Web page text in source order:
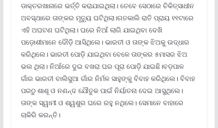
ଡାକ୍ତରଖାନାରେ ଭର୍ତ୍ତି କରାଯାଇଥିଲା। ତେବେ ସେଠାରେ ଚିକିତ୍ସାଧୀନ
ଅବସ୍ଥାରେ ତାଙ୍କର ମୃତ୍ୟୁ ଘଟିଥିଲା।ଗତକାଲି ରାତି ପ୍ରାୟ ୧୧ଟାରେ
ଏହି ଅଘଟଣ ଘଟିଥିଲା। ଘରେ ନିଆଁ ଲାଗି ଯାଇଥିବା ଦେଖି
ପଡ଼ୋଶୀମାନେ ଦୌଡ଼ି ଆସିଥିଲେ। ଭାରତୀ ଓ ତାଙ୍କ ଝିଅକୁ ଉଦ୍ଧାର
କରିଥିଲେ। ଭାରତୀ ପୋଡ଼ି ଯାଇଥିବା ବେଳେ ତାଙ୍କର ୫ମାସର ଝିଅ
ଭଲ ଥିଲା। ନିଆଁରେ ଦୁଇ ବଖରା ଘର ପୂରା ପୋଡ଼ି ଯାଇଛି।ବଡ଼ପାଳ
ଗାଁର ଭାରତୀ ବାଲିସୁଆ ଗାଁର ନିର୍ମଳ ସାହୁଙ୍କୁ ବିବାହ କରିଥିଲେ। ବିବାହ
ପରଠୁ ଶାଶୂ ଓ ନଣନ୍ଦ ଯୌତୁକ ପାଇଁ ନିର୍ୟାତନା ଦେଇ ଆସୁଥିଲେ।
ତାଙ୍କ ସ୍ୱାମୀ ଓ ଶ୍ୱଶୁର ଘରେ ରହୁ ନଥିଲେ। ସେମାନେ ବାହାରେ
ଚାକିରି କରନ୍ତି।